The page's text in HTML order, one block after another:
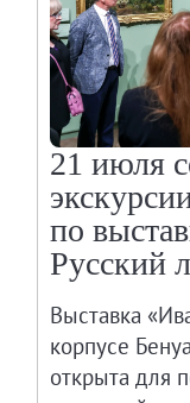
21 июля
по
Русский
Выставка
корпусе
открыта для